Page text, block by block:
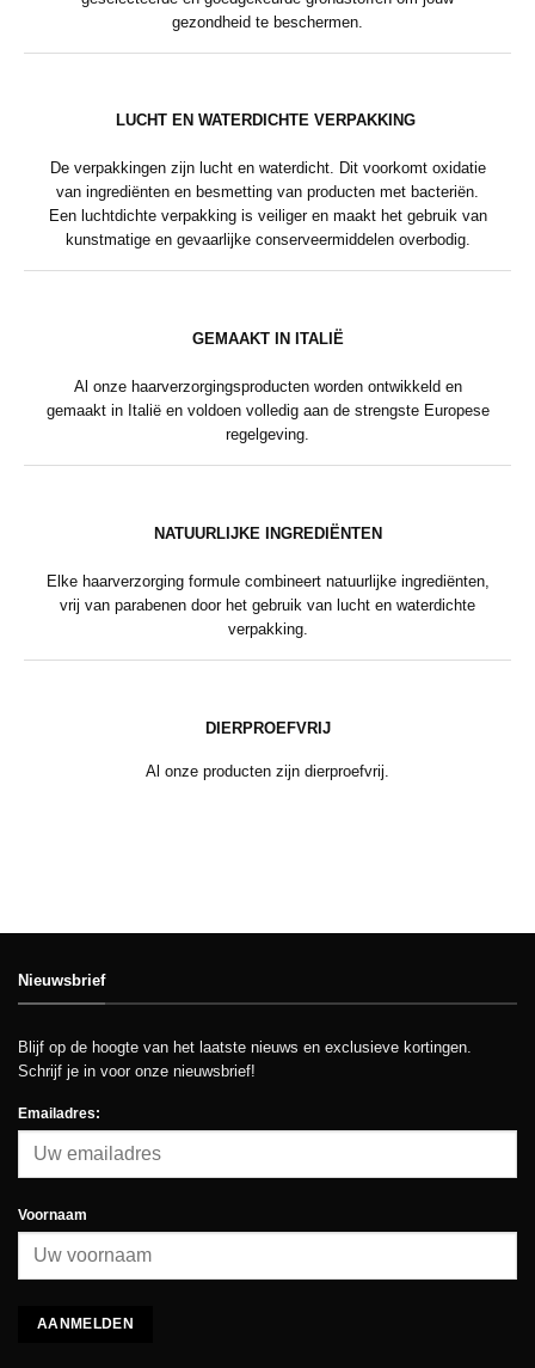
gezondheid te beschermen.
LUCHT EN WATERDICHTE VERPAKKING
De verpakkingen zijn lucht en waterdicht. Dit voorkomt oxidatie
van ingrediënten en besmetting van producten met bacteriën.
Een luchtdichte verpakking is veiliger en maakt het gebruik van
kunstmatige en gevaarlijke conserveermiddelen overbodig.
GEMAAKT IN ITALIË
Al onze haarverzorgingsproducten worden ontwikkeld en
gemaakt in Italië en voldoen volledig aan de strengste Europese
regelgeving.
NATUURLIJKE INGREDIËNTEN
Elke haarverzorging formule combineert natuurlijke ingrediënten,
vrij van parabenen door het gebruik van lucht en waterdichte
verpakking.
DIERPROEFVRIJ
Al onze producten zijn dierproefvrij.
Nieuwsbrief
Blijf op de hoogte van het laatste nieuws en exclusieve kortingen.
Schrijf je in voor onze nieuwsbrief!
Emailadres:
Voornaam